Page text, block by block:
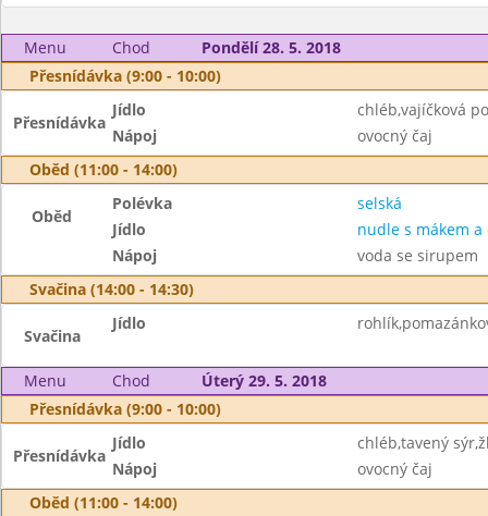
Menu Chod
Pondělí 28. 5. 2018
Přesnídávka (9:00 - 10:00)
Přesnídávka
Jídlo
chléb,vajíčková
Nápoj
ovocný čaj
Oběd (11:00 - 14:00)
Oběd
Polévka
selská
Jídlo
nudle s mákem a
Nápoj
voda se sirupem
Svačina (14:00 - 14:30)
Svačina
Jídlo
Menu Chod
Úterý 29. 5. 2018
Přesnídávka (9:00 - 10:00)
Přesnídávka
Jídlo
chléb,tavený
Nápoj
ovocný čaj
Oběd (11:00 - 14:00)